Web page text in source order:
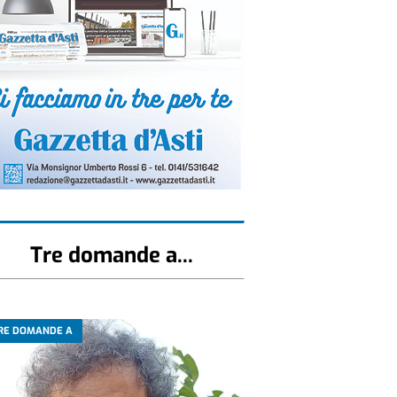
Tre domande a...
DOMANDE A